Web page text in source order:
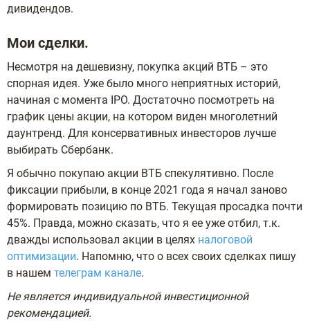
дивидендов.
Мои сделки.
Несмотря на дешевизну, покупка акций ВТБ – это
спорная идея. Уже было много неприятных историй,
начиная с момента IPO. Достаточно посмотреть на
график цены акции, на котором виден многолетний
даунтренд. Для консервативных инвесторов лучше
выбирать Сбербанк.
Я обычно покупаю акции ВТБ спекулятивно. После
фиксации прибыли, в конце 2021 года я начал заново
формировать позицию по ВТБ. Текущая просадка почти
45%. Правда, можно сказать, что я ее уже отбил, т.к.
дважды использовал акции в целях налоговой
оптимизации. Напомню, что о всех своих сделках пишу
в нашем телеграм канале.
Не является индивидуальной инвестиционной
рекомендацией.